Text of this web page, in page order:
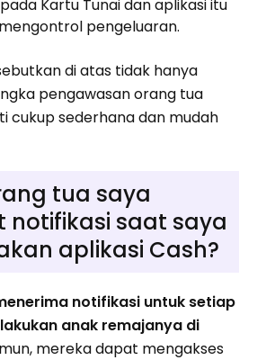
Kartu Tunai dan aplikasi itu
pengeluaran.
di atas tidak hanya
pengawasan orang tua
cukup sederhana dan mudah
tua saya
notifikasi saat saya
aplikasi Cash?
notifikasi untuk setiap
anak remajanya di
mereka dapat mengakses